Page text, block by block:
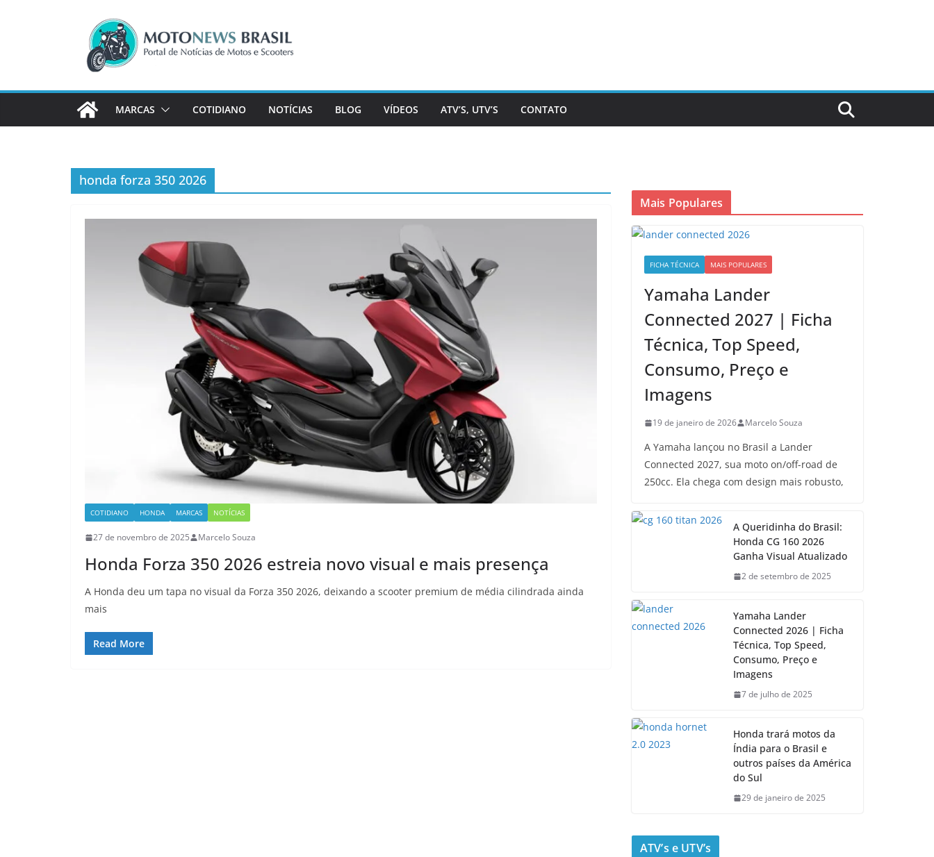
MARCAS COTIDIANO NOTÍCIAS BLOG VÍDEOS ATV’S, UTV’S CONTATO
honda forza 350 2026
COTIDIANO HONDA MARCAS NOTÍCIAS
27 de novembro de 2025 Marcelo Souza
Honda Forza 350 2026 estreia novo visual e mais presença
A Honda deu um tapa no visual da Forza 350 2026, deixando a scooter premium de média cilindrada ainda
mais
Read More
Mais Populares
FICHA TÉCNICA MAIS POPULARES
Yamaha Lander
Connected 2027 | Ficha
Técnica, Top Speed,
Consumo, Preço e
Imagens
19 de janeiro de 2026 Marcelo Souza
A Yamaha lançou no Brasil a Lander
Connected 2027, sua moto on/off-road de
250cc. Ela chega com design mais robusto,
A Queridinha do Brasil:
Honda CG 160 2026
Ganha Visual Atualizado
2 de setembro de 2025
Yamaha Lander
Connected 2026 | Ficha
Técnica, Top Speed,
Consumo, Preço e
Imagens
7 de julho de 2025
Honda trará motos da
Índia para o Brasil e
outros países da América
do Sul
29 de janeiro de 2025
ATV’s e UTV’s